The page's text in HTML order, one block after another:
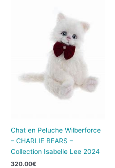
Chat en Peluche Wilberforce
– CHARLIE BEARS –
Collection Isabelle Lee 2024
320.00€